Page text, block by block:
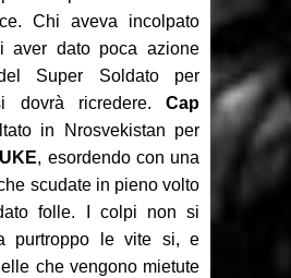
Seconda parte
Jazz Maynard 1
Chi aveva incolpato
aver dato poca azione
Super Soldato per
dovrà ricredere. Cap
in Nrosvekistan per
, esordendo con una
scudate in pieno volto
folle. I colpi non si
purtroppo le vite si, e
che vengono mietute